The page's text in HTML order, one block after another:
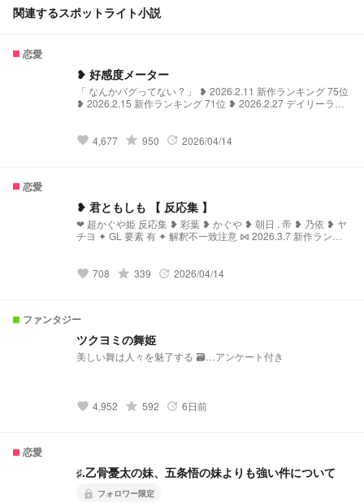
関連するスポットライト小説
恋愛
❥ 好感度メーター
「 なんかバグってない ? 」 ❥ 2026.2.11 新作ランキング 75位
❥ 2026.2.15 新作ランキング 71位 ❥ 2026.2.27 デイリーラン
位 ❥ 2026.3.9 デイリーランキング 42位 ❥ 2026.3.10 デイリー
favorite 4,677 grade 950 update 2026/04/14
恋愛
❥ 君ともしも 【 反応集 】
❤︎ 超かぐや姫 反応集 ❥ 彩葉 ❥ かぐや ❥ 朝日 . 帝 ❥ 乃依 ❥ ヤ
チヨ ✦ GL 要素 有 ✦ 解釈不一致注意 ⋈ 2026.3.7 新作ランキ
favorite 708 grade 339 update 2026/04/14
ファンタジー
ツクヨミの舞姫
美しい舞は人々を魅了する 🗃️…アンケート付き
favorite 4,952 grade 592 update 6日前
恋愛
♯.乙骨憂太の妹、五条悟の妹よりも強い件について
lock フォロワー限定